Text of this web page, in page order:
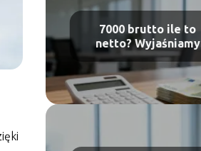
7000 brutto ile to
netto? Wyjaśniamy
obliczenia płacy